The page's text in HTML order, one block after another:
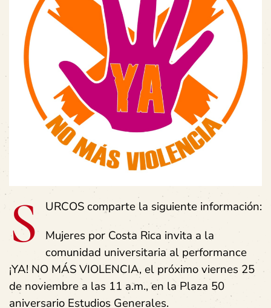
S
URCOS comparte la siguiente información:
Mujeres por Costa Rica invita a la
comunidad universitaria al performance
¡YA! NO MÁS VIOLENCIA, el próximo viernes 25
de noviembre a las 11 a.m., en la Plaza 50
aniversario Estudios Generales.